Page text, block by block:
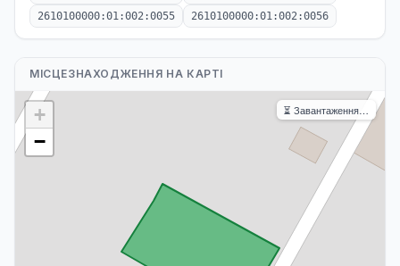
2610100000:01:002:0055
2610100000:01:002:0056
МІСЦЕЗНАХОДЖЕННЯ НА КАРТІ
+
−
⏳ Завантаження…